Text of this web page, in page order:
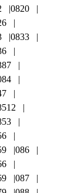
0820
0833
086
087